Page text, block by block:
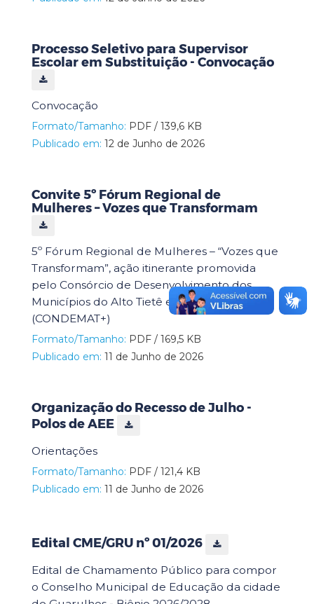
Processo Seletivo para Supervisor
Escolar em Substituição - Convocação
Convocação
Formato/Tamanho: PDF / 139,6 KB
Publicado em: 12 de Junho de 2026
Convite 5º Fórum Regional de
Mulheres – Vozes que Transformam
5º Fórum Regional de Mulheres – “Vozes que
Transformam”, ação itinerante promovida
pelo Consórcio de Desenvolvimento dos
Municípios do Alto Tietê e Região
(CONDEMAT+)
Formato/Tamanho: PDF / 169,5 KB
Publicado em: 11 de Junho de 2026
Organização do Recesso de Julho -
Polos de AEE
Orientações
Formato/Tamanho: PDF / 121,4 KB
Publicado em: 11 de Junho de 2026
Edital CME/GRU nº 01/2026
Edital de Chamamento Público para compor
o Conselho Municipal de Educação da cidade